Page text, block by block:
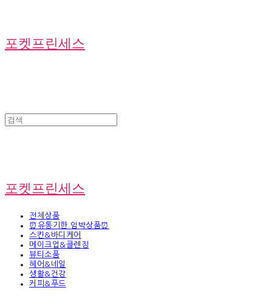
포켓프린세스
포켓프린세스
전체상품
⏰유통기한 임박상품⏰
스킨&바디케어
메이크업&클렌징
뷰티소품
헤어&네일
생활&건강
커피&푸드